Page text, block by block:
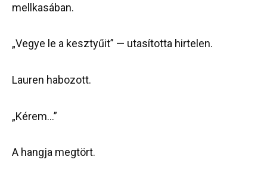
mellkasában.
„Vegye le a kesztyűit” — utasította hirtelen.
Lauren habozott.
„Kérem…”
A hangja megtört.